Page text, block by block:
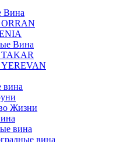
Вина
ORRAN
Вина
TAKAR
YEREVAN
вина
Жизни
вина
вина